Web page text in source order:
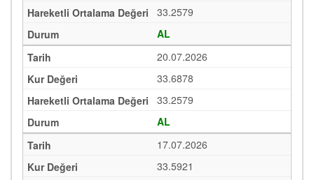
33.2579
AL
20.07.2026
33.6878
33.2579
AL
17.07.2026
33.5921